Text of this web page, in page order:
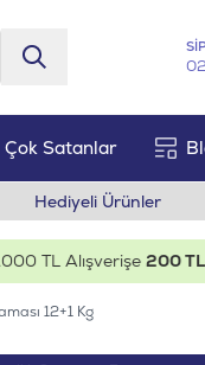
Çok Satanlar
Hediyeli Ürünler
TL Alışverişe200 TL
12+1 Kg